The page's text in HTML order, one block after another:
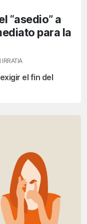
“asedio” a
para la
el fin del